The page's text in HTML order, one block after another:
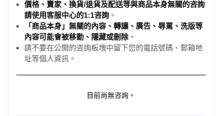
價格、賣家、換貨/退貨及配送等與商品本身無關的咨詢
請使用客服中心的1:1咨詢 。
「商品本身」無關的內容、轉讓、廣告、辱罵、洗版等
內容可能會被移動、隱藏或刪除。
請不要在公開的咨詢板塊中留下您的電話號碼、郵箱地
址等個人資訊。
目前尚無咨詢。